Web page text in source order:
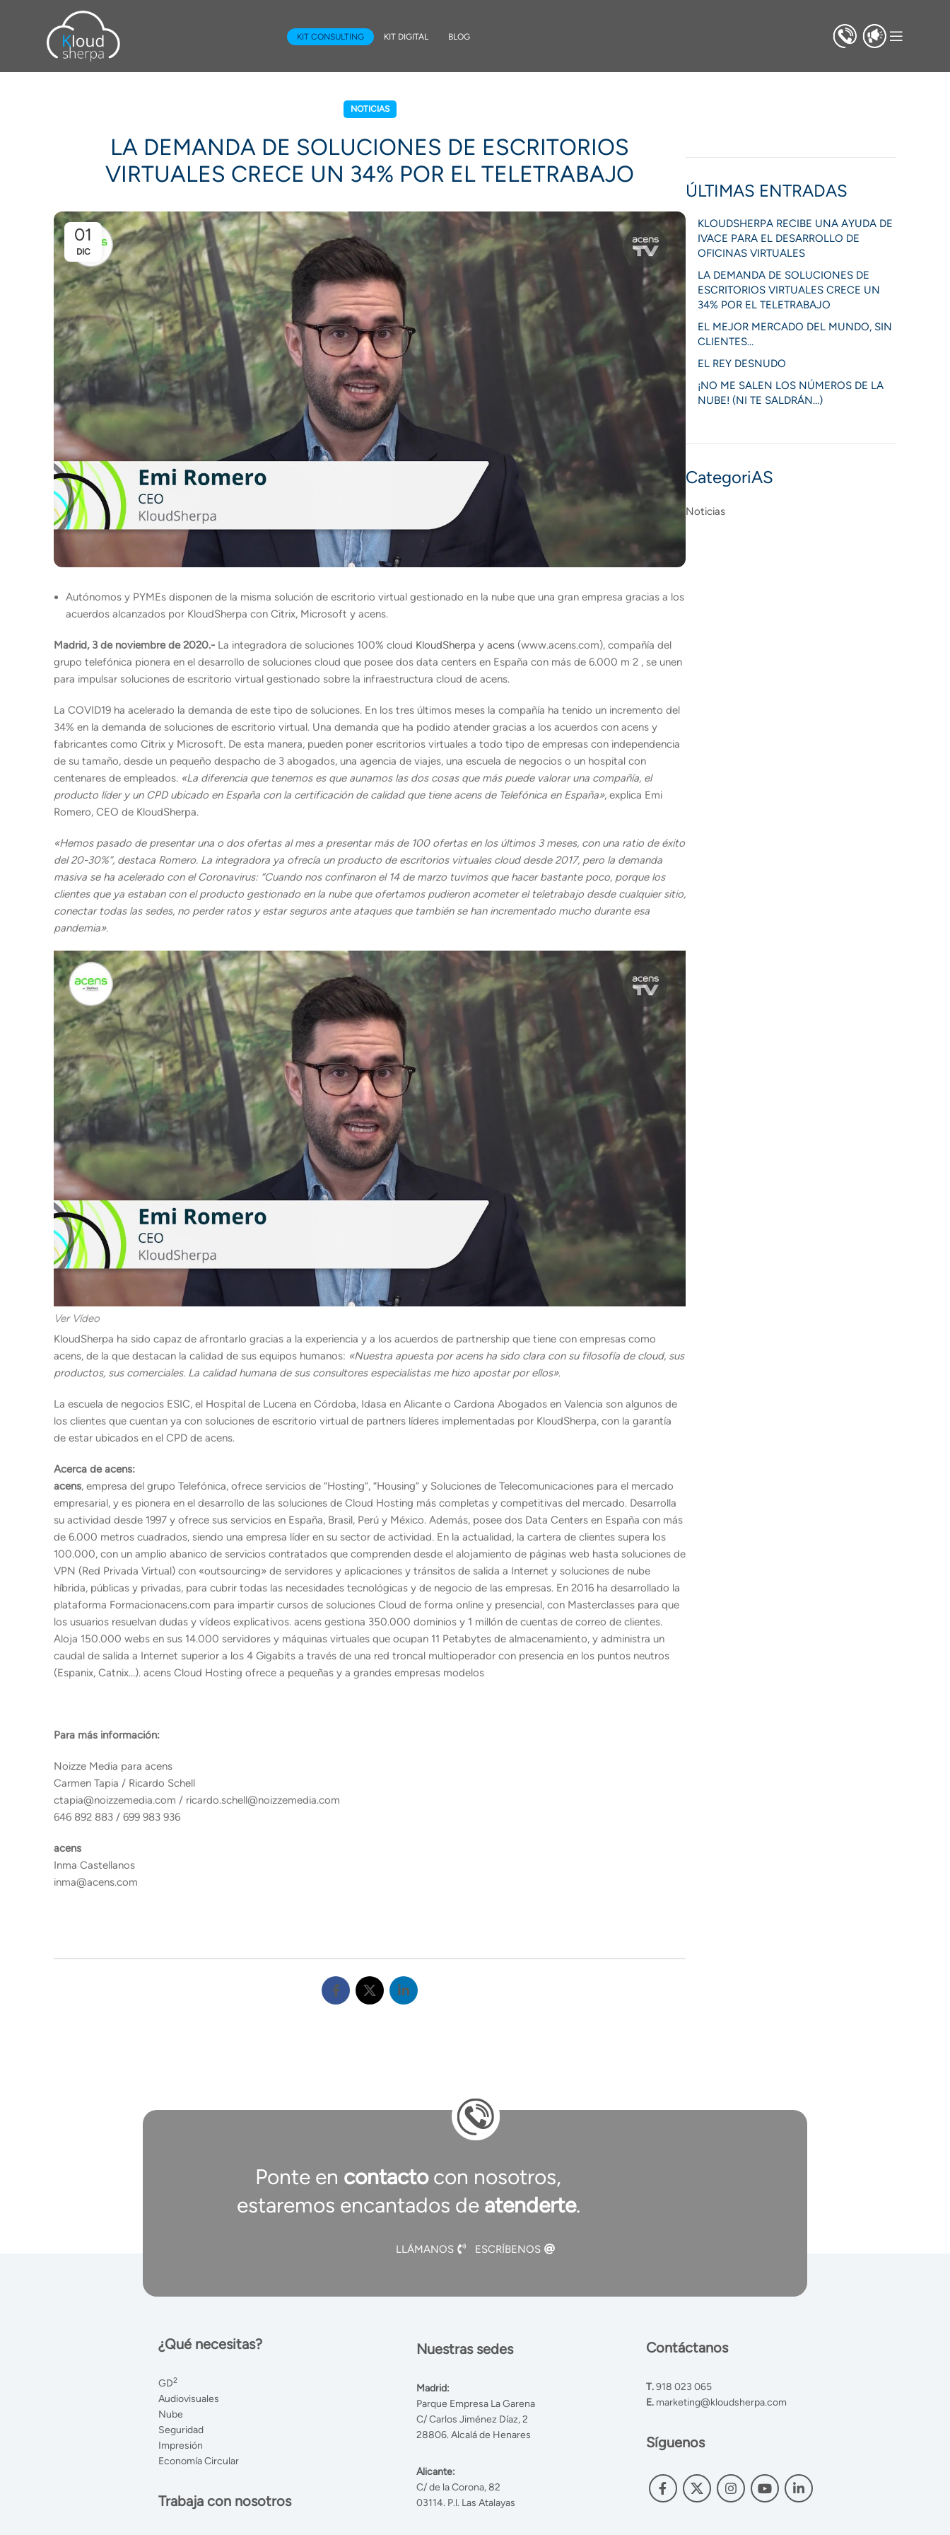
KIT CONSULTING KIT DIGITAL BLOG
NOTICIAS
LA DEMANDA DE SOLUCIONES DE ESCRITORIOS
VIRTUALES CRECE UN 34% POR EL TELETRABAJO
01
DIC
Autónomos y PYMEs disponen de la misma solución de escritorio virtual gestionado en la nube que una gran empresa gracias a los
acuerdos alcanzados por KloudSherpa con Citrix, Microsoft y acens.
Madrid, 3 de noviembre de 2020.- La integradora de soluciones 100% cloud KloudSherpa y acens (www.acens.com), compañía del
grupo telefónica pionera en el desarrollo de soluciones cloud que posee dos data centers en España con más de 6.000 m 2 , se unen
para impulsar soluciones de escritorio virtual gestionado sobre la infraestructura cloud de acens.
La COVID19 ha acelerado la demanda de este tipo de soluciones. En los tres últimos meses la compañía ha tenido un incremento del
34% en la demanda de soluciones de escritorio virtual. Una demanda que ha podido atender gracias a los acuerdos con acens y
fabricantes como Citrix y Microsoft. De esta manera, pueden poner escritorios virtuales a todo tipo de empresas con independencia
de su tamaño, desde un pequeño despacho de 3 abogados, una agencia de viajes, una escuela de negocios o un hospital con
centenares de empleados. «La diferencia que tenemos es que aunamos las dos cosas que más puede valorar una compañía, el
producto líder y un CPD ubicado en España con la certificación de calidad que tiene acens de Telefónica en España», explica Emi
Romero, CEO de KloudSherpa.
«Hemos pasado de presentar una o dos ofertas al mes a presentar más de 100 ofertas en los últimos 3 meses, con una ratio de éxito
del 20-30%”, destaca Romero. La integradora ya ofrecía un producto de escritorios virtuales cloud desde 2017, pero la demanda
masiva se ha acelerado con el Coronavirus: “Cuando nos confinaron el 14 de marzo tuvimos que hacer bastante poco, porque los
clientes que ya estaban con el producto gestionado en la nube que ofertamos pudieron acometer el teletrabajo desde cualquier sitio,
conectar todas las sedes, no perder ratos y estar seguros ante ataques que también se han incrementado mucho durante esa
pandemia».
Ver Vídeo
KloudSherpa ha sido capaz de afrontarlo gracias a la experiencia y a los acuerdos de partnership que tiene con empresas como
acens, de la que destacan la calidad de sus equipos humanos: «Nuestra apuesta por acens ha sido clara con su filosofía de cloud, sus
productos, sus comerciales. La calidad humana de sus consultores especialistas me hizo apostar por ellos».
La escuela de negocios ESIC, el Hospital de Lucena en Córdoba, Idasa en Alicante o Cardona Abogados en Valencia son algunos de
los clientes que cuentan ya con soluciones de escritorio virtual de partners líderes implementadas por KloudSherpa, con la garantía
de estar ubicados en el CPD de acens.
Acerca de acens:
acens, empresa del grupo Telefónica, ofrece servicios de “Hosting”, “Housing” y Soluciones de Telecomunicaciones para el mercado
empresarial, y es pionera en el desarrollo de las soluciones de Cloud Hosting más completas y competitivas del mercado. Desarrolla
su actividad desde 1997 y ofrece sus servicios en España, Brasil, Perú y México. Además, posee dos Data Centers en España con más
de 6.000 metros cuadrados, siendo una empresa líder en su sector de actividad. En la actualidad, la cartera de clientes supera los
100.000, con un amplio abanico de servicios contratados que comprenden desde el alojamiento de páginas web hasta soluciones de
VPN (Red Privada Virtual) con «outsourcing» de servidores y aplicaciones y tránsitos de salida a Internet y soluciones de nube
híbrida, públicas y privadas, para cubrir todas las necesidades tecnológicas y de negocio de las empresas. En 2016 ha desarrollado la
plataforma Formacionacens.com para impartir cursos de soluciones Cloud de forma online y presencial, con Masterclasses para que
los usuarios resuelvan dudas y vídeos explicativos. acens gestiona 350.000 dominios y 1 millón de cuentas de correo de clientes.
Aloja 150.000 webs en sus 14.000 servidores y máquinas virtuales que ocupan 11 Petabytes de almacenamiento, y administra un
caudal de salida a Internet superior a los 4 Gigabits a través de una red troncal multioperador con presencia en los puntos neutros
(Espanix, Catnix…). acens Cloud Hosting ofrece a pequeñas y a grandes empresas modelos
Para más información:
Noizze Media para acens
Carmen Tapia / Ricardo Schell
ctapia@noizzemedia.com / ricardo.schell@noizzemedia.com
646 892 883 / 699 983 936
acens
Inma Castellanos
inma@acens.com
ÚLTIMAS ENTRADAS
KLOUDSHERPA RECIBE UNA AYUDA DE
IVACE PARA EL DESARROLLO DE
OFICINAS VIRTUALES
LA DEMANDA DE SOLUCIONES DE
ESCRITORIOS VIRTUALES CRECE UN
34% POR EL TELETRABAJO
EL MEJOR MERCADO DEL MUNDO, SIN
CLIENTES…
EL REY DESNUDO
¡NO ME SALEN LOS NÚMEROS DE LA
NUBE! (NI TE SALDRÁN…)
CategoriAS
Noticias
Ponte en contactocon nosotros,
estaremos encantados de atenderte.
LLÁMANOS ESCRÍBENOS
¿Qué necesitas?
GD2
Audiovisuales
Nube
Seguridad
Impresión
Economía Circular
Trabaja con nosotros
Nuestras sedes
Madrid:
Parque Empresa La Garena
C/ Carlos Jiménez Díaz, 2
28806. Alcalá de Henares
Alicante:
C/ de la Corona, 82
03114. P.l. Las Atalayas
Contáctanos
T.918 023 065
E. marketing@kloudsherpa.com
Síguenos